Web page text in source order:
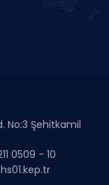
No:3 Şehitkamil
0509 - 10